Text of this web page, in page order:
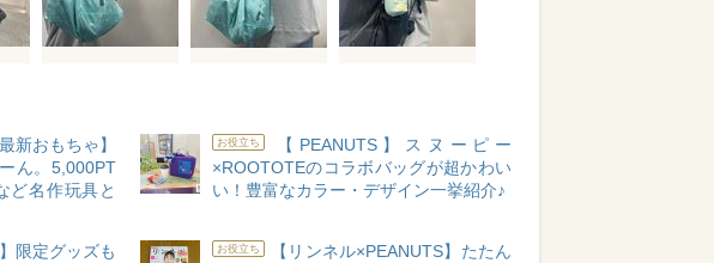
新おもちゃ】
ん。5,000PT
ど名作玩具と
お役立ち
【PEANUTS】スヌーピー
×ROOTOTEのコラボバッグが超かわい
い！豊富なカラー・デザイン一挙紹介♪
限定グッズも
お役立ち
【リンネル×PEANUTS】たたん